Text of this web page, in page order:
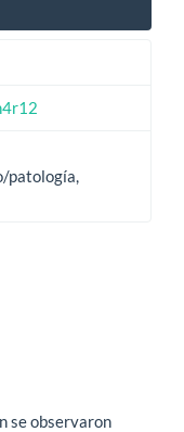
patología,
se observaron